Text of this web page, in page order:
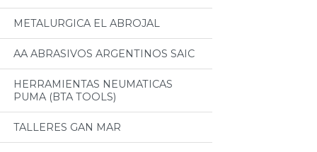
METALURGICA EL ABROJAL
AA ABRASIVOS ARGENTINOS SAIC
HERRAMIENTAS NEUMATICAS
PUMA (BTA TOOLS)
TALLERES GAN MAR